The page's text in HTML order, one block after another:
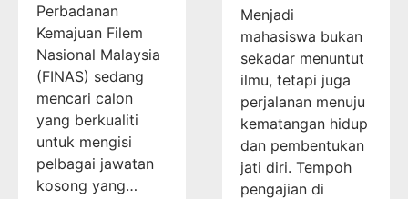
Perbadanan
Kemajuan Filem
Nasional Malaysia
(FINAS) sedang
mencari calon
yang berkualiti
untuk mengisi
pelbagai jawatan
kosong yang…
Menjadi
mahasiswa bukan
sekadar menuntut
ilmu, tetapi juga
perjalanan menuju
kematangan hidup
dan pembentukan
jati diri. Tempoh
pengajian di